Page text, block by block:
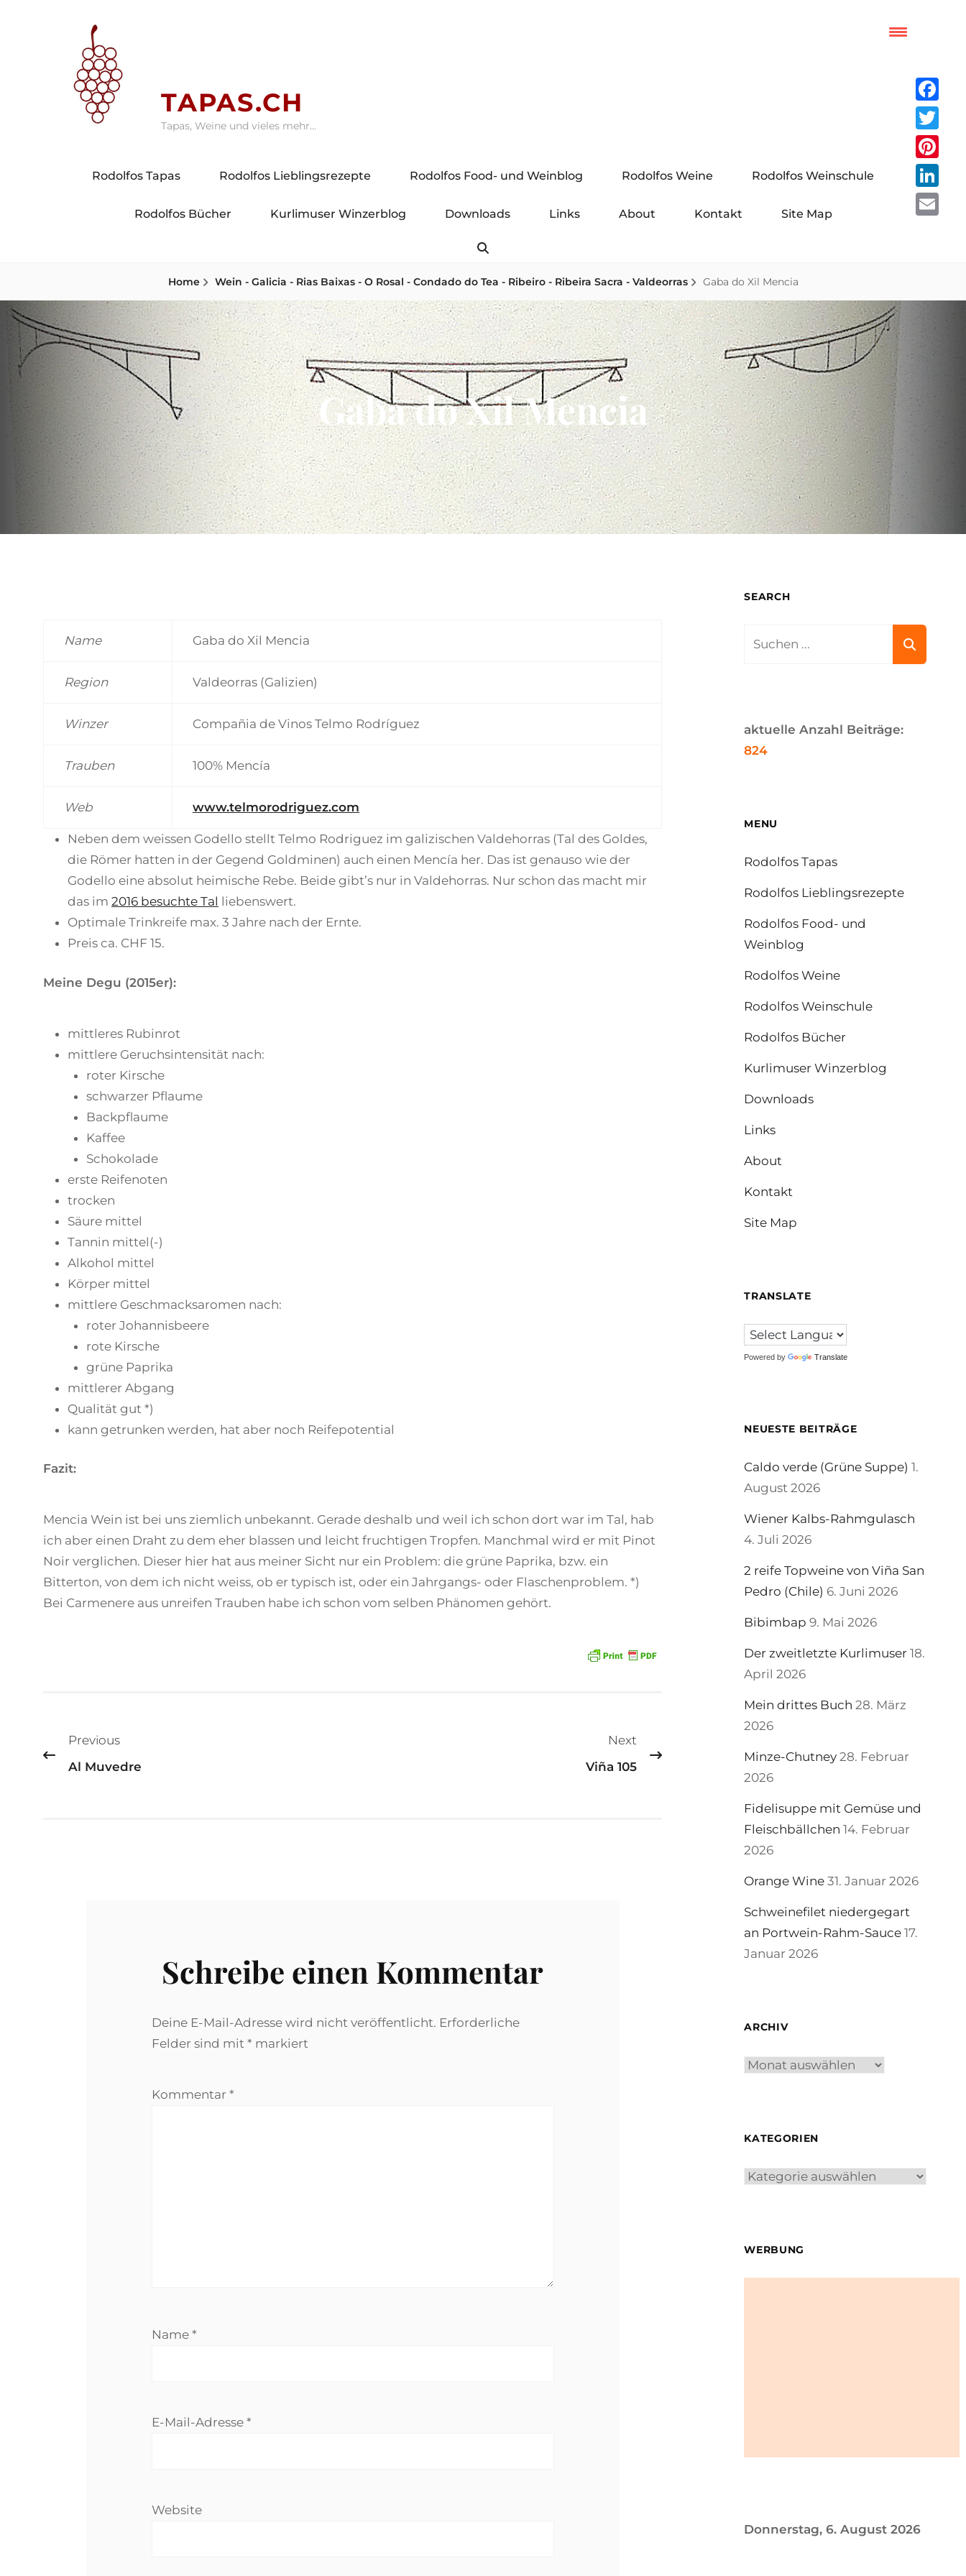
TAPAS.CH
Tapas, Weine und vieles mehr…
Rodolfos Tapas Rodolfos Lieblingsrezepte Rodolfos Food- und Weinblog Rodolfos Weine Rodolfos Weinschule
Rodolfos Bücher Kurlimuser Winzerblog Downloads Links About Kontakt Site Map
Home Wein - Galicia - Rias Baixas - O Rosal - Condado do Tea - Ribeiro - Ribeira Sacra - Valdeorras Gaba do Xil Mencia
Gaba do Xil Mencia
Name Gaba do Xil Mencia
Region Valdeorras (Galizien)
Winzer Compañia de Vinos Telmo Rodríguez
Trauben 100% Mencía
Web www.telmorodriguez.com
Neben dem weissen Godello stellt Telmo Rodriguez im galizischen Valdehorras (Tal des Goldes,
die Römer hatten in der Gegend Goldminen) auch einen Mencía her. Das ist genauso wie der
Godello eine absolut heimische Rebe. Beide gibt’s nur in Valdehorras. Nur schon das macht mir
das im 2016 besuchte Tal liebenswert.
Optimale Trinkreife max. 3 Jahre nach der Ernte.
Preis ca. CHF 15.
Meine Degu (2015er):
mittleres Rubinrot
mittlere Geruchsintensität nach:
roter Kirsche
schwarzer Pflaume
Backpflaume
Kaffee
Schokolade
erste Reifenoten
trocken
Säure mittel
Tannin mittel(-)
Alkohol mittel
Körper mittel
mittlere Geschmacksaromen nach:
roter Johannisbeere
rote Kirsche
grüne Paprika
mittlerer Abgang
Qualität gut *)
kann getrunken werden, hat aber noch Reifepotential
Fazit:
Mencia Wein ist bei uns ziemlich unbekannt. Gerade deshalb und weil ich schon dort war im Tal, hab
ich aber einen Draht zu dem eher blassen und leicht fruchtigen Tropfen. Manchmal wird er mit Pinot
Noir verglichen. Dieser hier hat aus meiner Sicht nur ein Problem: die grüne Paprika, bzw. ein
Bitterton, von dem ich nicht weiss, ob er typisch ist, oder ein Jahrgangs- oder Flaschenproblem. *)
Bei Carmenere aus unreifen Trauben habe ich schon vom selben Phänomen gehört.
Previous
Al Muvedre
Next
Viña 105
Schreibe einen Kommentar
Deine E-Mail-Adresse wird nicht veröffentlicht. Erforderliche
Felder sind mit * markiert
Kommentar *
Name *
E-Mail-Adresse *
Website
SEARCH
aktuelle Anzahl Beiträge:
824
MENU
Rodolfos Tapas
Rodolfos Lieblingsrezepte
Rodolfos Food- und
Weinblog
Rodolfos Weine
Rodolfos Weinschule
Rodolfos Bücher
Kurlimuser Winzerblog
Downloads
Links
About
Kontakt
Site Map
TRANSLATE
Powered by Translate
NEUESTE BEITRÄGE
Caldo verde (Grüne Suppe) 1.
August 2026
Wiener Kalbs-Rahmgulasch
4. Juli 2026
2 reife Topweine von Viña San
Pedro (Chile) 6. Juni 2026
Bibimbap 9. Mai 2026
Der zweitletzte Kurlimuser 18.
April 2026
Mein drittes Buch 28. März
2026
Minze-Chutney 28. Februar
2026
Fidelisuppe mit Gemüse und
Fleischbällchen 14. Februar
2026
Orange Wine 31. Januar 2026
Schweinefilet niedergegart
an Portwein-Rahm-Sauce 17.
Januar 2026
ARCHIV
Archiv
KATEGORIEN
Kategorien
WERBUNG
Donnerstag, 6. August 2026
Twitter